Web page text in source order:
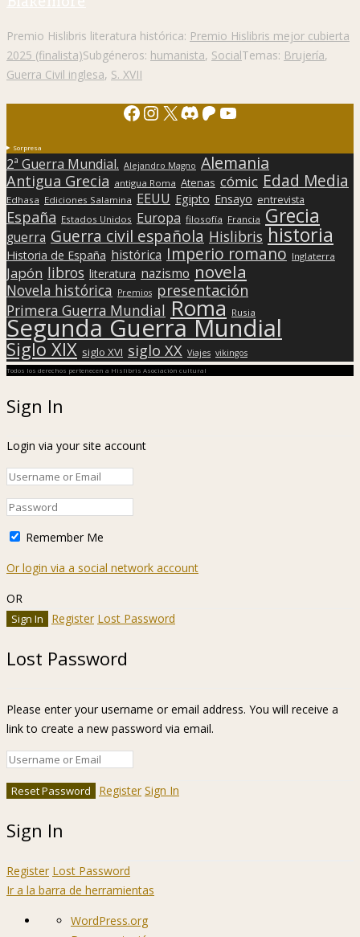
Premio Hislibris literatura histórica: Premio Hislibris mejor cubierta
2025 (finalista)Subgéneros: humanista, SocialTemas: Brujería,
Guerra Civil inglesa, S. XVII
Facebook
Instagram
X Discord
Patreon
YouTube
Sorpresa
2ª Guerra Mundial. Alejandro Magno Alemania
Antigua Grecia antigua Roma Atenas cómic Edad Media
Edhasa Ediciones Salamina EEUU Egipto Ensayo entrevista
España Estados Unidos Europa filosofía Francia Grecia
guerra Guerra civil española Hislibris historia
Historia de España histórica Imperio romano Inglaterra
Japón libros literatura nazismo novela
Novela histórica Premios presentación
Primera Guerra Mundial Roma Rusia
Segunda Guerra Mundial
Siglo XIX siglo XVI siglo XX Viajes vikingos
Todos los derechos pertenecen a Hislibris Asociación cultural
Sign In
Login via your site account
Remember Me
Or login via a social network account
OR
Register Lost Password
Lost Password
Please enter your username or email address. You will receive a
link to create a new password via email.
Register Sign In
Sign In
Register Lost Password
Ir a la barra de herramientas
AcercaWordPress.org